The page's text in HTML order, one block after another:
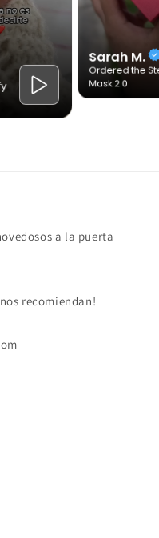
a la puerta
nos recomiendan!